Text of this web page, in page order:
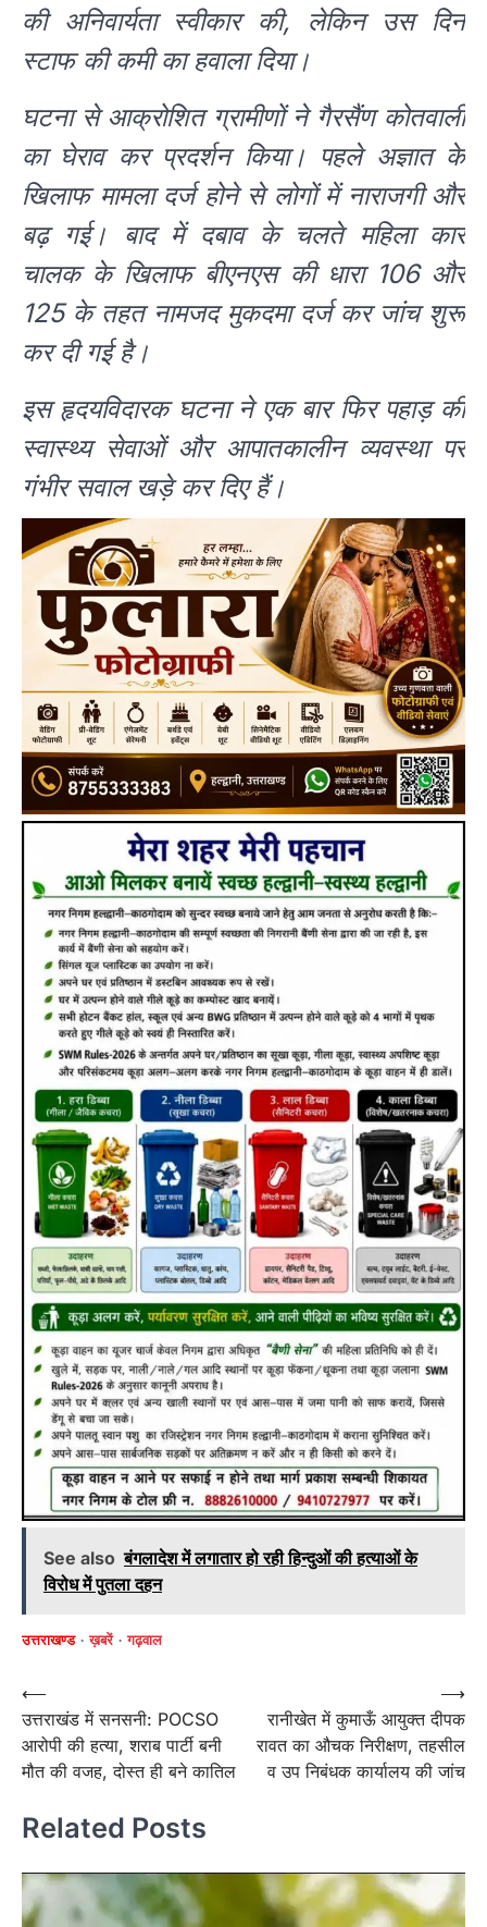
की अनिवार्यता स्वीकार की, लेकिन उस दिन
स्टाफ की कमी का हवाला दिया।
घटना से आक्रोशित ग्रामीणों ने गैरसैंण कोतवाली
का घेराव कर प्रदर्शन किया। पहले अज्ञात के
खिलाफ मामला दर्ज होने से लोगों में नाराजगी और
बढ़ गई। बाद में दबाव के चलते महिला कार
चालक के खिलाफ बीएनएस की धारा 106 और
125 के तहत नामजद मुकदमा दर्ज कर जांच शुरू
कर दी गई है।
इस हृदयविदारक घटना ने एक बार फिर पहाड़ की
स्वास्थ्य सेवाओं और आपातकालीन व्यवस्था पर
गंभीर सवाल खड़े कर दिए हैं।
See also बंगलादेश में लगातार हो रही हिन्दुओं की हत्याओं के
विरोध में पुतला दहन
उत्तराखण्ड ख़बरें गढ़वाल
Post
navigation
⟵
उत्तराखंड में सनसनी: POCSO
आरोपी की हत्या, शराब पार्टी बनी
मौत की वजह, दोस्त ही बने कातिल
रानीखेत में कुमाऊँ आयुक्त दीपक
रावत का औचक निरीक्षण, तहसील
व उप निबंधक कार्यालय की जांच
⟶
Related Posts